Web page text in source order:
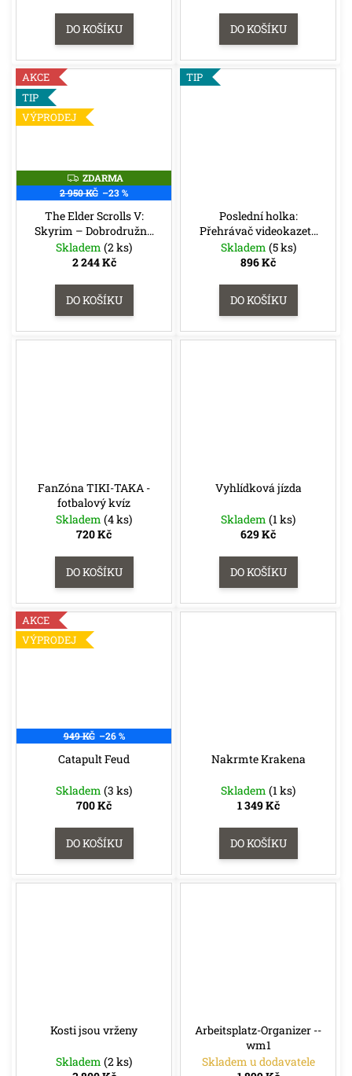
DO KOŠÍKU DO KOŠÍKU
AKCE
TIP
VÝPRODEJ
Z
D
A
R
M
A
ZDARMA
2 950 KČ –23 %
The Elder Scrolls V:
Skyrim – Dobrodružná
hra
Skladem (2 ks)
2 244 Kč
DO KOŠÍKU
TIP
Poslední holka:
Přehrávač videokazeta
Krvavý hezký stezky +
promokarta Paula
Skladem (5 ks)
896 Kč
DO KOŠÍKU
FanZóna TIKI-TAKA -
fotbalový kvíz
Skladem (4 ks)
720 Kč
DO KOŠÍKU
Vyhlídková jízda
Skladem (1 ks)
629 Kč
DO KOŠÍKU
AKCE
VÝPRODEJ
949 KČ –26 %
Catapult Feud
Skladem (3 ks)
700 Kč
DO KOŠÍKU
Nakrmte Krakena
Skladem (1 ks)
1 349 Kč
DO KOŠÍKU
Kosti jsou vrženy
Skladem (2 ks)
Arbeitsplatz-Organizer --
wm1
Skladem u dodavatele